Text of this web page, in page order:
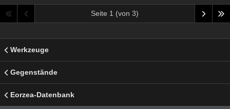
Seite 1 (von 3)
Werkzeuge
Gegenstände
Eorzea-Datenbank